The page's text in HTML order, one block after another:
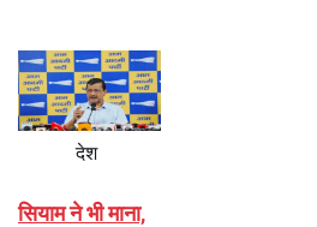
देश
सियाम ने भी माना,